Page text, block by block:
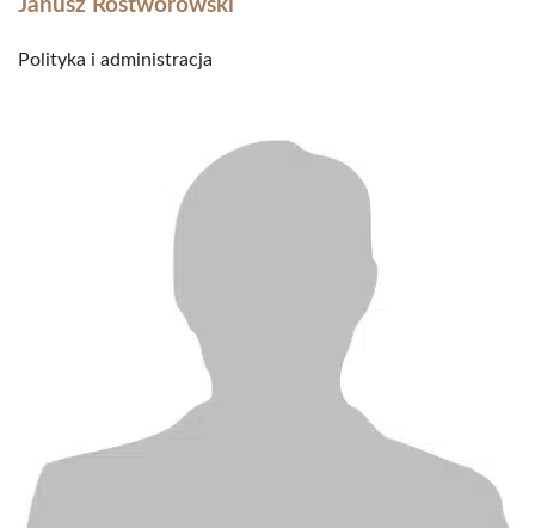
Janusz Rostworowski
Polityka i administracja